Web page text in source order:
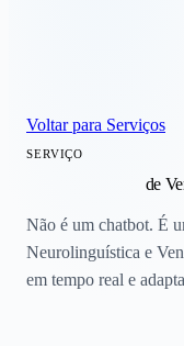
Voltar para Serviços
SERVIÇO
de
Não é um chatbot. É
Neurolinguística e
em tempo real e